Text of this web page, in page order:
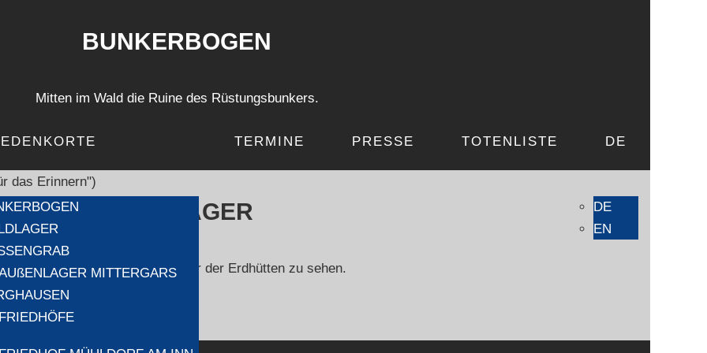
MITTERGARS
TERMINE PRESSE TOTENLISTE DE
DE
EN
BUNKERBOGEN
Mitten im Wald die Ruine des Rüstungsbunkers.
WALDLAGER
Vom Waldlager sind noch Löcher der Erdhütten zu sehen.